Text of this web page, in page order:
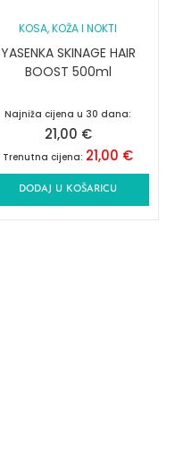
KOSA, KOŽA I NOKTI
YASENKA SKINAGE HAIR
BOOST 500ml
Najniža cijena u 30 dana:
21,00 €
Trenutna cijena: 21,00 €
DODAJ U KOŠARICU